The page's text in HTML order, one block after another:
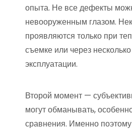
опыта. Не все дефекты
невооруженным глазом.
проявляются только при
съемке или через
эксплуатации.
Второй момент —
могут обманывать,
сравнения. Именно